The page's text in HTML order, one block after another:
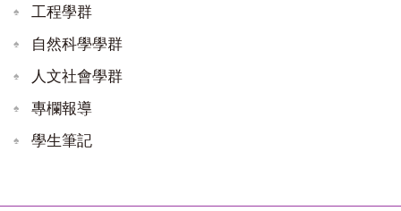
工程學群
自然科學學群
人文社會學群
專欄報導
學生筆記